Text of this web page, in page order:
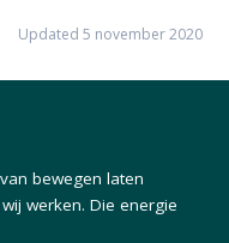
Updated 5 november 2020
bewegen laten
werken. Die energie